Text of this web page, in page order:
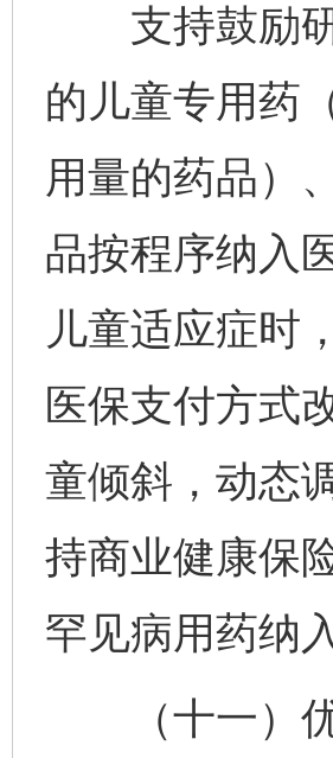
支持鼓励研
的儿童专用药
用量的药品）
品按程序纳入
儿童适应症时
医保支付方式
童倾斜，动态
持商业健康保
罕见病用药纳
（十一）优